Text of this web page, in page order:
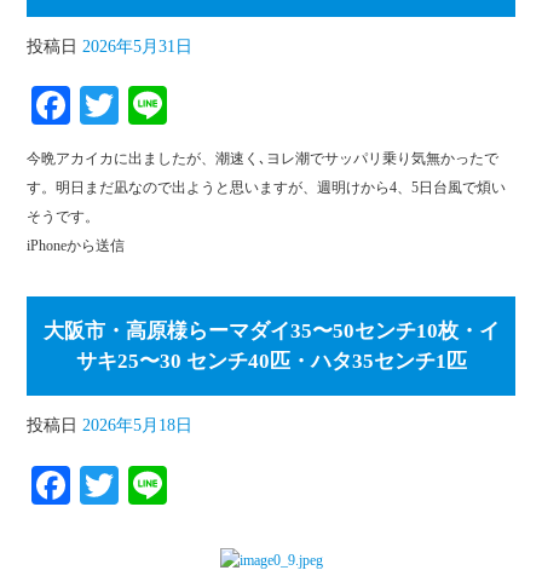
投稿日 2026年5月31日
Fa
ce
bo
ok
T
wi
tte
ne
今晩アカイカに出ましたが、潮速く､ヨレ潮でサッパリ乗り気無かったで
す。明日まだ凪なので出ようと思いますが、週明けから4、5日台風で煩い
そうです。
iPhoneから送信
大阪市・高原様らーマダイ35〜50センチ10枚・イ
サキ25〜30 センチ40匹・ハタ35センチ1匹
投稿日 2026年5月18日
Fa T